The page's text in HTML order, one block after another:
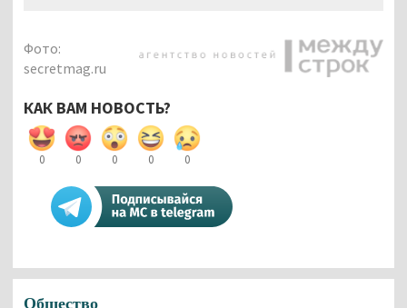
Фото:
secretmag.ru
КАК ВАМ НОВОСТЬ?
0 0 0 0 0
Общество